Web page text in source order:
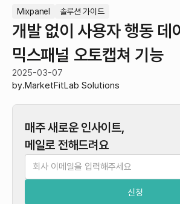
Mixpanel 솔루션 가이드
개발 없이 사용자 행동 데
믹스패널 오토캡쳐 기능
2025-03-07
by.MarketFitLab Solutions
매주 새로운 인사이트,
메일로 전해드려요